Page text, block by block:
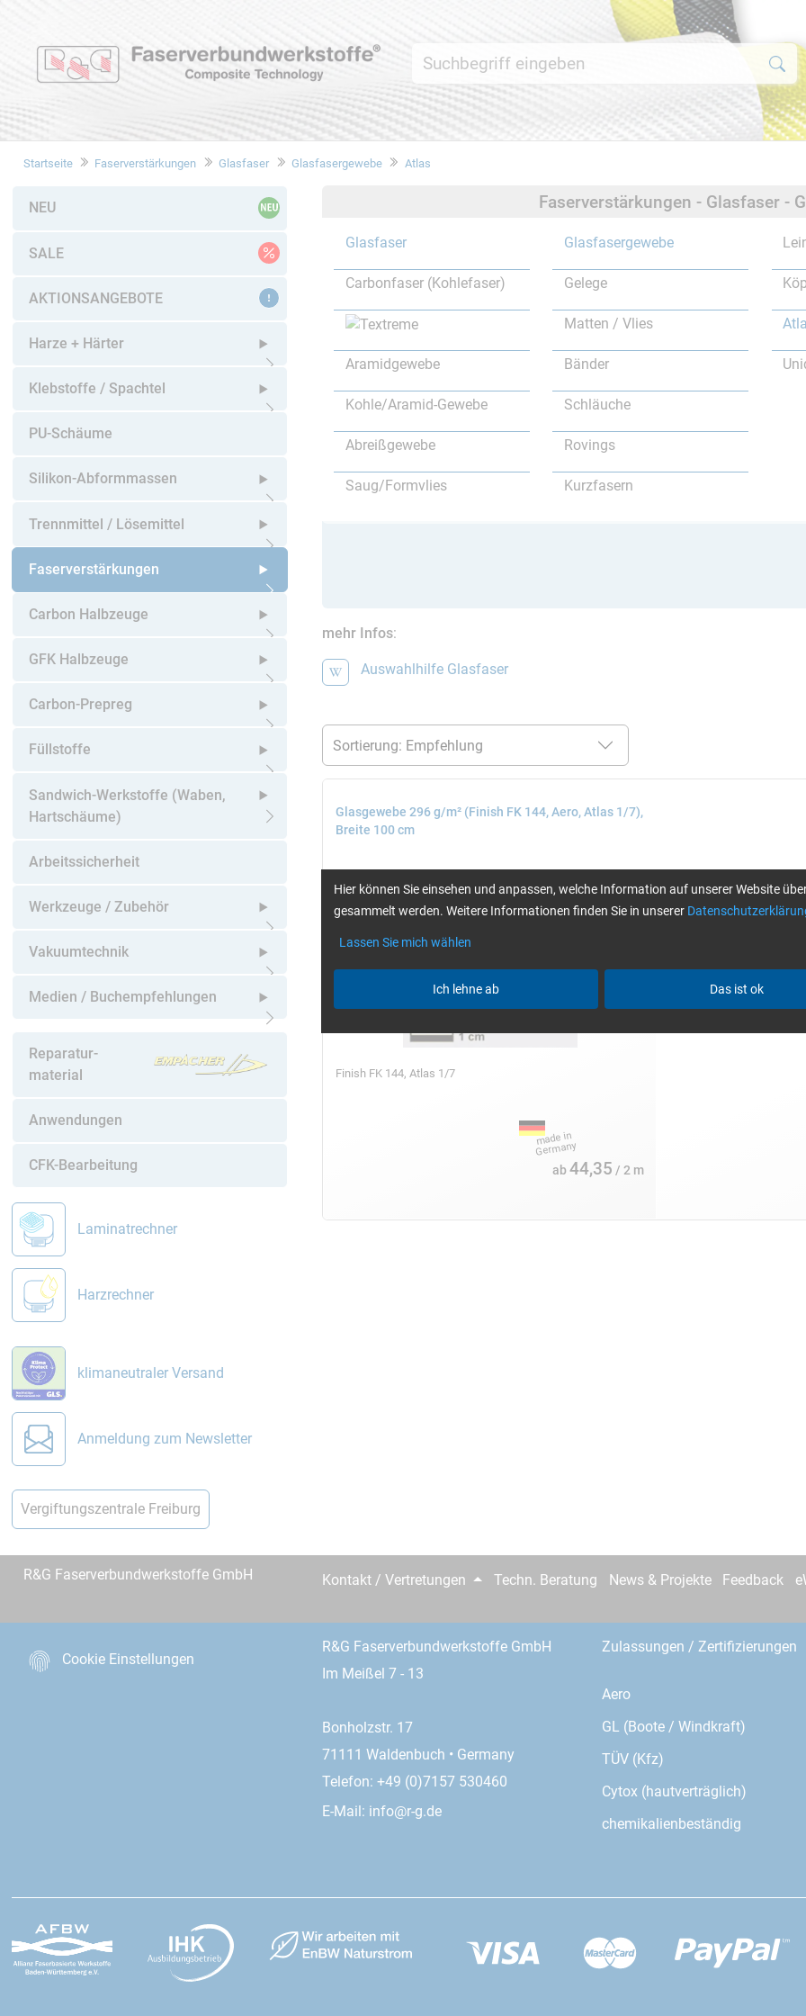
Startseite Faserverstärkungen Glasfaser Glasfasergewebe Atlas
NEU
SALE
AKTIONSANGEBOTE
Harze + Härter
Untermenü öffnen
Klebstoffe / Spachtel
Untermenü öffnen
PU-Schäume
Silikon-Abformmassen
Untermenü öffnen
Trennmittel / Lösemittel
Untermenü öffnen
Faserverstärkungen
Untermenü öffnen
Carbon Halbzeuge
Untermenü öffnen
GFK Halbzeuge
Untermenü öffnen
Carbon-Prepreg
Untermenü öffnen
Füllstoffe
Untermenü öffnen
Sandwich-Werkstoffe (Waben,
Hartschäume)
Untermenü öffnen
Arbeitssicherheit
Werkzeuge / Zubehör
Untermenü öffnen
Vakuumtechnik
Untermenü öffnen
Medien / Buchempfehlungen
Reparatur-
material
Anwendungen
CFK-Bearbeitung
Laminatrechner
Harzrechner
klimaneutraler Versand
Anmeldung zum Newsletter
Vergiftungszentrale Freiburg
Faserverstärkungen - Glasfaser -
Glasfaser
Carbonfaser (Kohlefaser)
Aramidgewebe
Kohle/Aramid-Gewebe
Abreißgewebe
Saug/Formvlies
Glasfasergewebe
Gelege
Matten / Vlies
Bänder
Schläuche
Rovings
Kurzfasern
mehr Infos:
Auswahlhilfe Glasfaser
Glasgewebe 296 g/m² (Finish FK 144, Aero, Atlas 1/7),
Breite 100 cm
Finish FK 144, Atlas 1/7
ab44,35 / 2 m
R&G Faserverbundwerkstoffe GmbH Kontakt / Vertretungen Techn. Beratung News & Projekte Feedback
Cookie Einstellungen
R&G Faserverbundwerkstoffe GmbH
Im Meißel 7 - 13
Bonholzstr. 17
71111 Waldenbuch • Germany
Telefon: +49 (0)7157 530460
E-Mail: info@r-g.de
Zulassungen / Zertifizierungen
Aero
GL (Boote / Windkraft)
TÜV (Kfz)
Cytox (hautverträglich)
chemikalienbeständig
Hier können Sie einsehen und anpassen, welche Information auf unserer Website
gesammelt werden. Weitere Informationen finden Sie in unserer
Lassen Sie mich wählen
Ich lehne ab Das ist ok